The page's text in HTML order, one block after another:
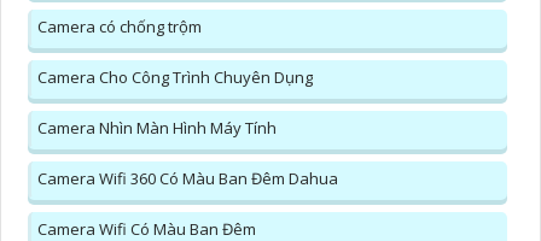
Camera có chống trộm
Camera Cho Công Trình Chuyên Dụng
Camera Nhìn Màn Hình Máy Tính
Camera Wifi 360 Có Màu Ban Đêm Dahua
Camera Wifi Có Màu Ban Đêm